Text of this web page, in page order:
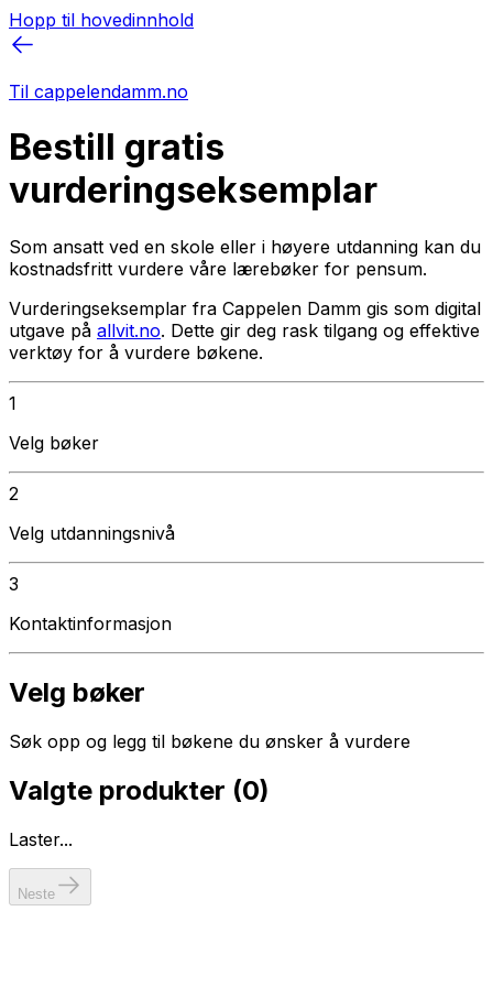
Hopp til hovedinnhold
Til cappelendamm.no
Bestill gratis
vurderingseksemplar
Som ansatt ved en skole eller i høyere utdanning kan du
kostnadsfritt vurdere våre lærebøker for pensum.
Vurderingseksemplar fra Cappelen Damm gis som digital
utgave på allvit.no. Dette gir deg rask tilgang og effektive
verktøy for å vurdere bøkene.
1
Velg bøker
2
Velg utdanningsnivå
3
Kontaktinformasjon
Velg bøker
Søk opp og legg til bøkene du ønsker å vurdere
Valgte produkter (0)
Laster...
Neste